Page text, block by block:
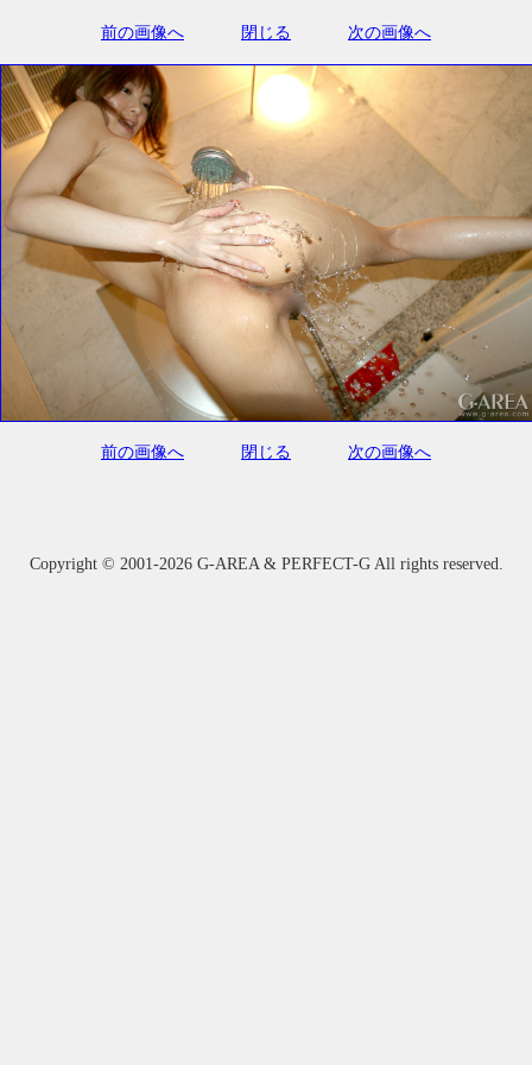
前の画像へ 閉じる 次の画像へ
前の画像へ 閉じる 次の画像へ
Copyright © 2001-2026 G-AREA & PERFECT-G All rights reserved.